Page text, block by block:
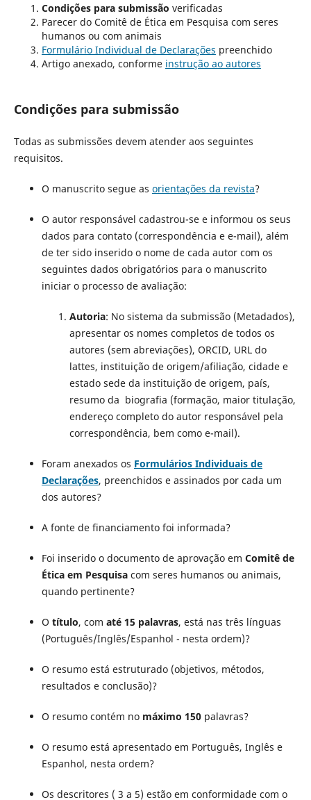
Condições para submissão verificadas
Parecer do Comitê de Ética em Pesquisa com seres
humanos ou com animais
Formulário Individual de Declarações preenchido
Artigo anexado, conforme instrução ao autores
Condições para submissão
Todas as submissões devem atender aos seguintes
requisitos.
O manuscrito segue as orientações da revista?
O autor responsável cadastrou-se e informou os seus
dados para contato (correspondência e e-mail), além
de ter sido inserido o nome de cada autor com os
seguintes dados obrigatórios para o manuscrito
iniciar o processo de avaliação:
Autoria: No sistema da submissão (Metadados),
apresentar os nomes completos de todos os
autores (sem abreviações), ORCID, URL do
lattes, instituição de origem/afiliação, cidade e
estado sede da instituição de origem, país,
resumo da biografia (formação, maior titulação,
endereço completo do autor responsável pela
correspondência, bem como e-mail).
Foram anexados os Formulários Individuais de
Declarações, preenchidos e assinados por cada um
dos autores?
A fonte de financiamento foi informada?
Foi inserido o documento de aprovação em Comitê de
Ética em Pesquisa com seres humanos ou animais,
quando pertinente?
O título, com até 15 palavras, está nas três línguas
(Português/Inglês/Espanhol - nesta ordem)?
O resumo está estruturado (objetivos, métodos,
resultados e conclusão)?
O resumo contém no máximo 150 palavras?
O resumo está apresentado em Português, Inglês e
Espanhol, nesta ordem?
Os descritores ( 3 a 5) estão em conformidade com o